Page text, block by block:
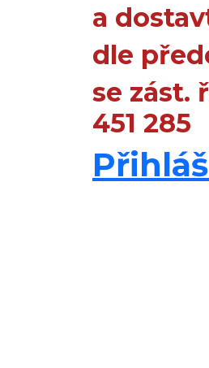
a
dle
se zást.
451 285